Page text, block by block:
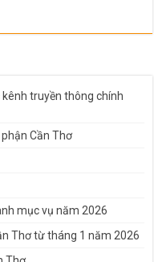
truyền thông chính
Cần Thơ
mục vụ năm 2026
Thơ từ tháng 1 năm 2026